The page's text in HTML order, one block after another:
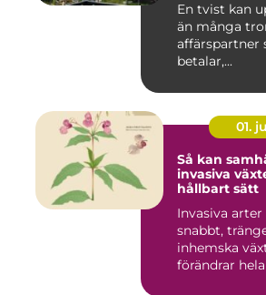
En tvist kan
än många
affärspartner
betalar,...
01.
Så kan
invasiva
hållbart sätt
Invasiva
snabbt,
inhemska
förändrar